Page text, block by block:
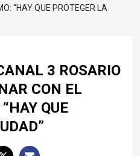
“HAY QUE PROTEGER LA
3 ROSARIO
CON EL
QUE